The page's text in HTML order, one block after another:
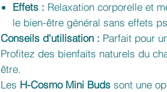
Effets : Relaxation corporelle et
le bien-être général sans effets
Conseils d'utilisation : Parfait pour
Profitez des bienfaits naturels du
être.
Les H-Cosmo Mini Buds sont une